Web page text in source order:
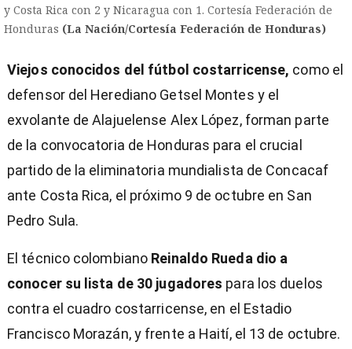
y Costa Rica con 2 y Nicaragua con 1. Cortesía Federación de
Honduras (La Nación/Cortesía Federación de Honduras)
Viejos conocidos del fútbol costarricense, como el
defensor del Herediano Getsel Montes y el
exvolante de Alajuelense Alex López, forman parte
de la convocatoria de Honduras para el crucial
partido de la eliminatoria mundialista de Concacaf
ante Costa Rica, el próximo 9 de octubre en San
Pedro Sula.
El técnico colombiano Reinaldo Rueda dio a
conocer su lista de 30 jugadores para los duelos
contra el cuadro costarricense, en el Estadio
Francisco Morazán, y frente a Haití, el 13 de octubre.